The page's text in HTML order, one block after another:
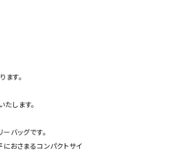
す。
します。
バッグです。
おさまるコンパクトサイ